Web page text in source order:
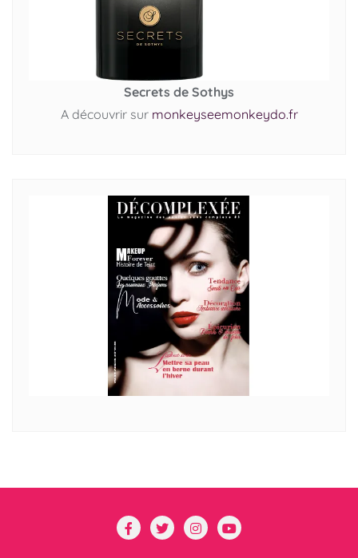
Secrets de Sothys
A découvrir sur monkeyseemonkeydo.fr